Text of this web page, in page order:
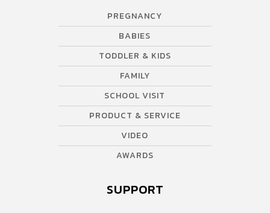
PREGNANCY
BABIES
TODDLER & KIDS
FAMILY
SCHOOL VISIT
PRODUCT & SERVICE
VIDEO
AWARDS
SUPPORT